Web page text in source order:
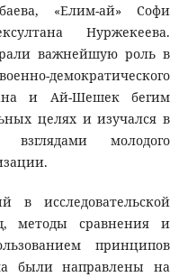
«Елим-ай» Софи
Нуржекеева.
важнейшую роль в
демократического
и Ай-Шешек бегим
целях и изучался в
молодого
в исследовательской
методы сравнения и
принципов
были направлены на